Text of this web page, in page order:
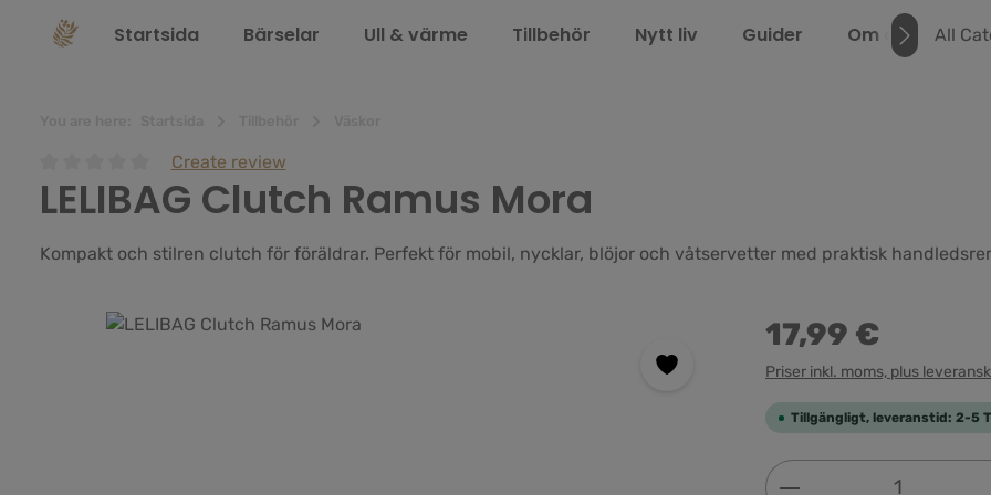
Hoppa till huvudnavigering
Startsida Bärselar Ull & värme Tillbehör Nytt liv Guider Om oss All
Genomsnittligt betyg på 0 av 5 stjärnor
Create review
LELIBAG Clutch Ramus Mora
Kompakt och stilren clutch för föräldrar. Perfekt för mobil, nycklar, blöjor och våtservetter med praktisk
Hoppa över bildgalleri 17,99 €
Priser inkl. moms, plus
Tillgängligt, leveranstid: 2-5
Produktkvantitet: